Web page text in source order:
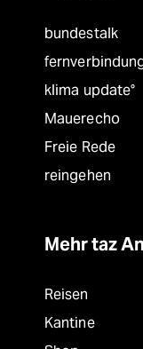
bundestalk
klima update°
Mauerecho
Freie Rede
reingehen
Mehr taz
Reisen
Kantine